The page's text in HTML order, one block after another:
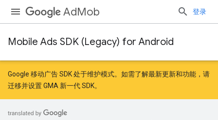
AdMob 登录
Mobile Ads SDK (Legacy) for Android
Google 移动广告 SDK 处于维护模式。如需了解最新更新和功能，请
迁移并设置 GMA 新一代 SDK。